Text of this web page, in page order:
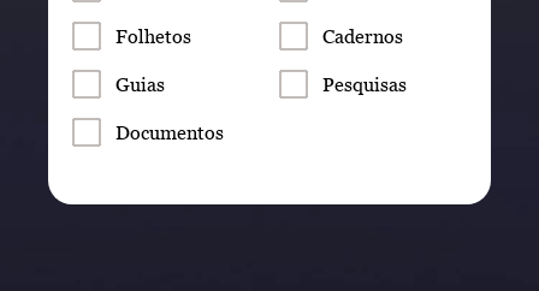
Folhetos Cadernos
Guias Pesquisas
Documentos